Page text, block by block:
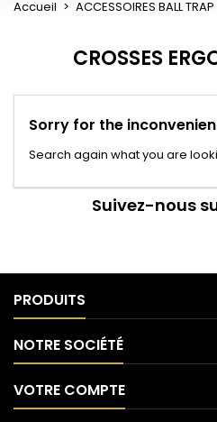
Accueil ACCESSOIRES BALL TRAP
CROSSES
Sorry for the
Search again what you are
Suivez-nous
PRODUITS
NOTRE SOCIÉTÉ
VOTRE COMPTE